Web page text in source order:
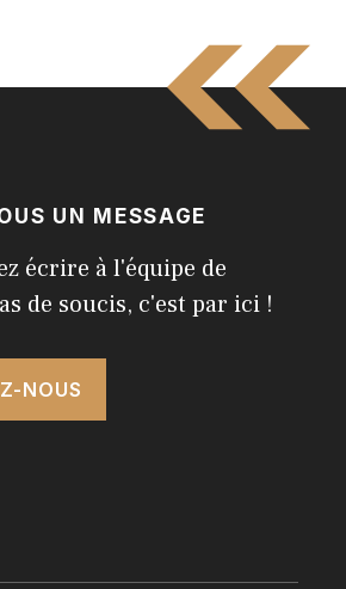
UN MESSAGE
écrire à l'équipe de
de soucis, c'est par ici !
NOUS